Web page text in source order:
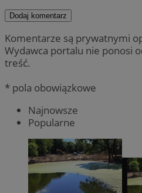
Dodaj komentarz
Komentarze są prywatnymi
Wydawca portalu nie ponosi
treść.
* pola obowiązkowe
Najnowsze
Popularne